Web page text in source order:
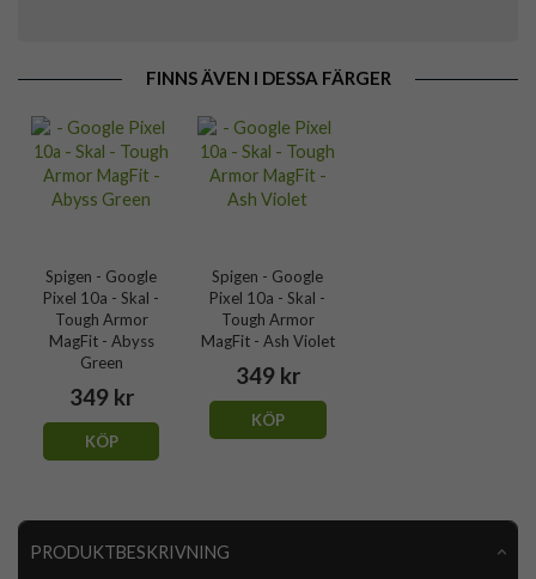
FINNS ÄVEN I DESSA FÄRGER
Spigen - Google
Pixel 10a - Skal -
Tough Armor
MagFit - Abyss
Green
349 kr
KÖP
Spigen - Google
Pixel 10a - Skal -
Tough Armor
MagFit - Ash Violet
349 kr
KÖP
PRODUKTBESKRIVNING